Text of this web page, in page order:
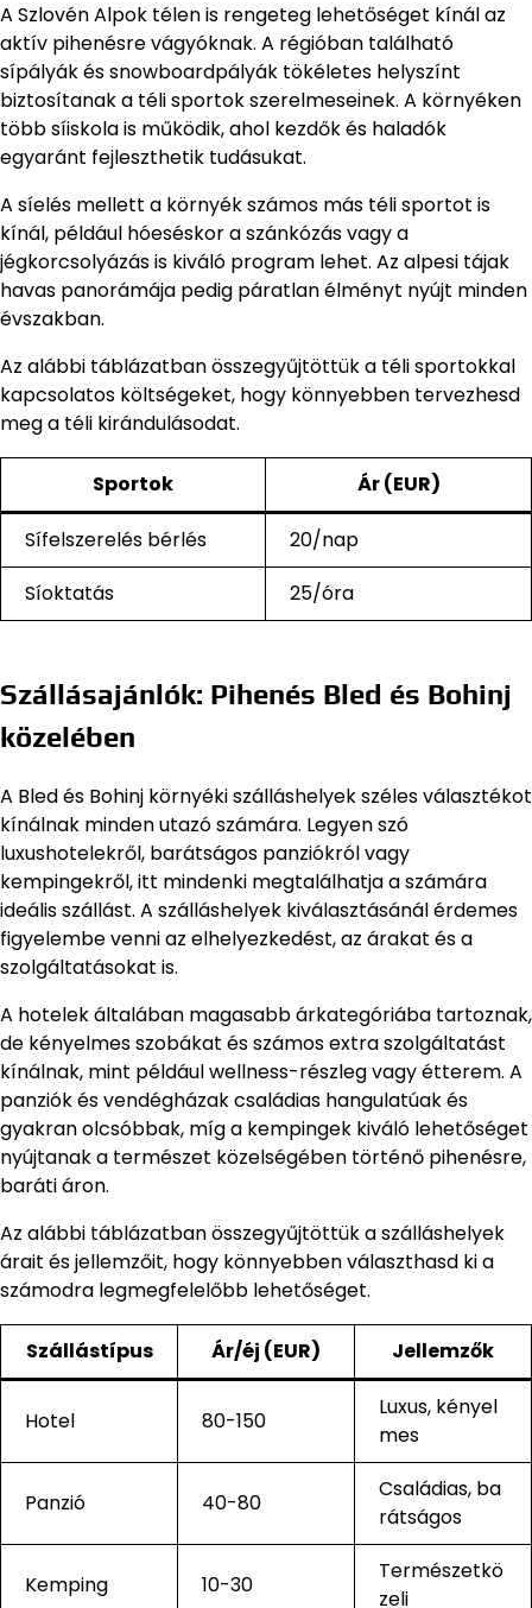
A Szlovén Alpok télen is rengeteg lehetőséget kínál az
aktív pihenésre vágyóknak. A régióban található
sípályák és snowboardpályák tökéletes helyszínt
biztosítanak a téli sportok szerelmeseinek. A környéken
több síiskola is működik, ahol kezdők és haladók
egyaránt fejleszthetik tudásukat.
A síelés mellett a környék számos más téli sportot is
kínál, például hóeséskor a szánkózás vagy a
jégkorcsolyázás is kiváló program lehet. Az alpesi tájak
havas panorámája pedig páratlan élményt nyújt minden
évszakban.
Az alábbi táblázatban összegyűjtöttük a téli sportokkal
kapcsolatos költségeket, hogy könnyebben tervezhesd
meg a téli kirándulásodat.
Sportok Ár (EUR)
Sífelszerelés bérlés
20/nap
Síoktatás
25/óra
Szállásajánlók: Pihenés Bled és Bohinj
közelében
A Bled és Bohinj környéki szálláshelyek széles választékot
kínálnak minden utazó számára. Legyen szó
luxushotelekről, barátságos panziókról vagy
kempingekről, itt mindenki megtalálhatja a számára
ideális szállást. A szálláshelyek kiválasztásánál érdemes
figyelembe venni az elhelyezkedést, az árakat és a
szolgáltatásokat is.
A hotelek általában magasabb árkategóriába tartoznak,
de kényelmes szobákat és számos extra szolgáltatást
kínálnak, mint például wellness-részleg vagy étterem. A
panziók és vendégházak családias hangulatúak és
gyakran olcsóbbak, míg a kempingek kiváló lehetőséget
nyújtanak a természet közelségében történő pihenésre,
baráti áron.
Az alábbi táblázatban összegyűjtöttük a szálláshelyek
árait és jellemzőit, hogy könnyebben választhasd ki a
számodra legmegfelelőbb lehetőséget.
Szállástípus Ár/éj (EUR) Jellemzők
Hotel 80-150
Luxus, kényel
mes
Panzió 40-80
Családias, ba
rátságos
Kemping 10-30
Természetkö
zeli